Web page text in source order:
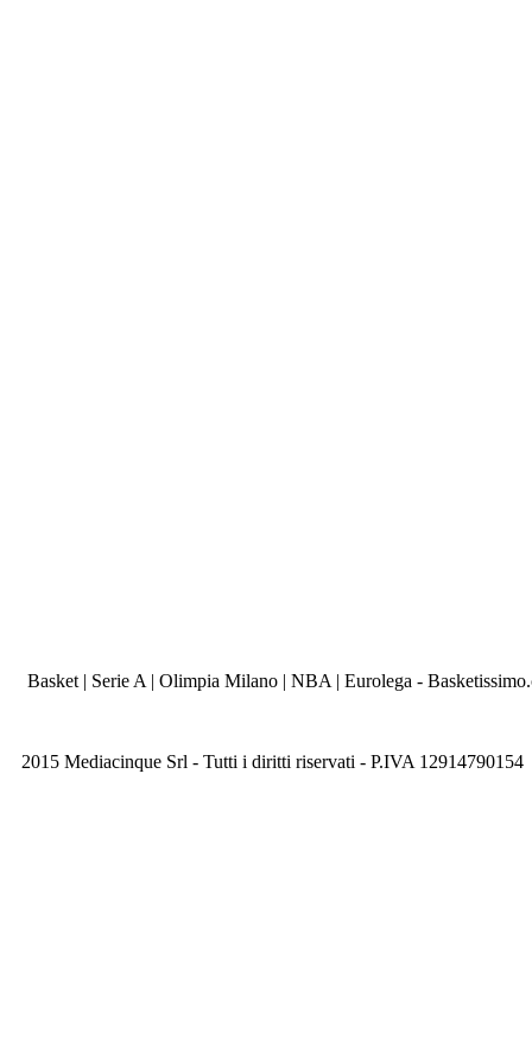
Basket | Serie A | Olimpia Milano | NBA | Eurolega -
2015 Mediacinque Srl - Tutti i diritti riservati - P.IVA 12914790154